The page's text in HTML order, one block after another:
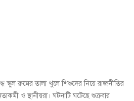
স্কুল রুমের তালা খুলে শিশুদের নিয়ে রাজনীতির
ও স্থানীয়রা। ঘটনাটি ঘটেছে শুক্রবার